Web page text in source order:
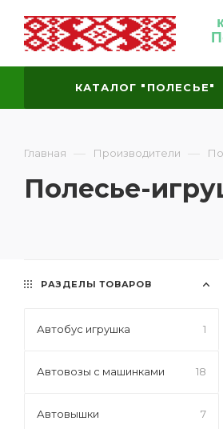
КАТАЛОГ "ПОЛЕСЬЕ"
Главная — Производители —
Полесье-
РАЗДЕЛЫ ТОВАРОВ
Автобус игрушка 1
Автовозы с машинками 18
Автовышки 7